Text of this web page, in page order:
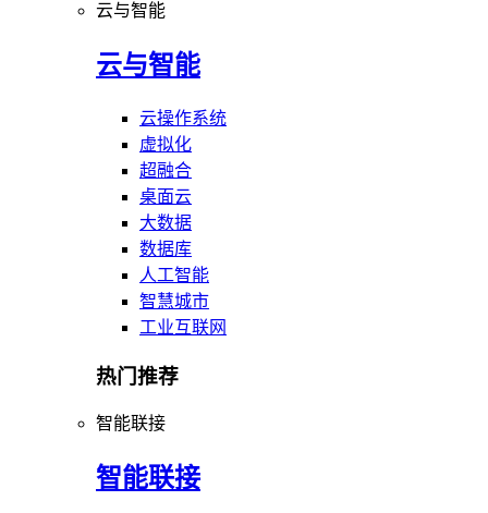
云与智能
云与智能
云操作系统
虚拟化
超融合
桌面云
大数据
数据库
人工智能
智慧城市
工业互联网
热门推荐
智能联接
智能联接